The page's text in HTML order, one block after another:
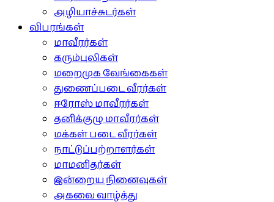
அழியாச்சுடர்கள்
விபரங்கள்
மாவீரர்கள்
கரும்புலிகள்
மறைமுக வேங்கைகள்
துணைப்படை வீரர்கள்
ஈரோஸ் மாவீரர்கள்
தனிக்குழு மாவீரர்கள்
மக்கள் படை வீரர்கள்
நாட்டுப்பற்றாளர்கள்
மாமனிதர்கள்
இன்றைய நினைவுகள்
அகவை வாழ்த்து